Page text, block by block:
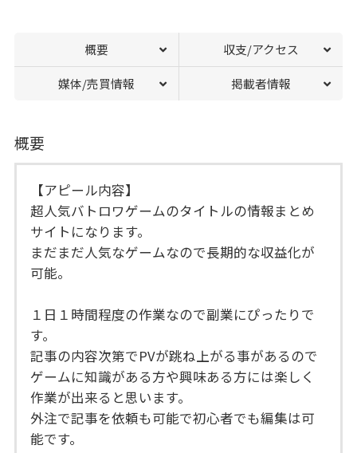
概要 収支/アクセス
媒体/売買情報 掲載者情報
概要
【アピール内容】
超人気バトロワゲームのタイトルの情報まとめ
サイトになります。
まだまだ人気なゲームなので長期的な収益化が
可能。
１日１時間程度の作業なので副業にぴったりで
す。
記事の内容次第でPVが跳ね上がる事があるので
ゲームに知識がある方や興味ある方には楽しく
作業が出来ると思います。
外注で記事を依頼も可能で初心者でも編集は可
能です。